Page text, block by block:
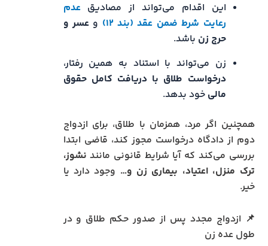
این اقدام می‌تواند از مصادیق عدم
رعایت شرط ضمن عقد (بند ۱۲)
وعسر و
حرج زن باشد.
زن می‌تواند با استناد به همین رفتار،
درخواست طلاق با دریافت کامل حقوق
مالی خود بدهد.
همچنین اگر مرد، همزمان با طلاق، برای ازدواج
دوم از دادگاه درخواست مجوز کند، قاضی ابتدا
بررسی می‌کند که آیا شرایط قانونی مانند نشوز،
ترک منزل، اعتیاد، بیماری زن و… وجود دارد یا
خیر.
📌 ازدواج مجدد پس از صدور حکم طلاق و در
طول عده زن